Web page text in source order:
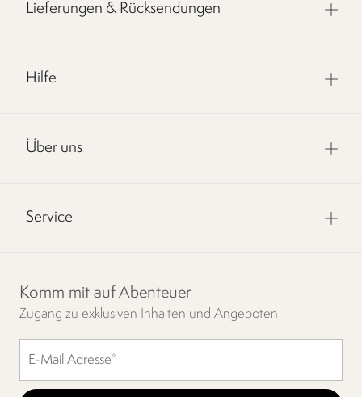
Lieferungen & Rücksendungen
Hilfe
Über uns
Service
Komm mit auf Abenteuer
Zugang zu exklusiven Inhalten und Angeboten